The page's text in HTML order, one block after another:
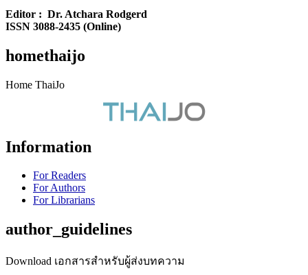
Editor : Dr. Atchara Rodgerd
ISSN 3088-2435 (Online)
homethaijo
Home ThaiJo
Information
For Readers
For Authors
For Librarians
author_guidelines
Download เอกสารสำหรับผู้ส่งบทความ